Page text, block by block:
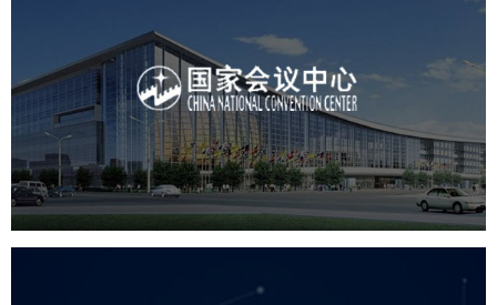
国家会议中心
专业服务 网站建设 网站设计